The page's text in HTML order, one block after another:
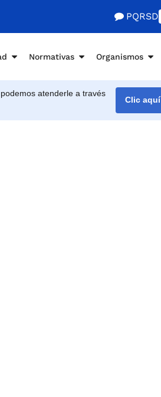
PQRSD
Normativas Organismos
atenderle a través
Clic aquí